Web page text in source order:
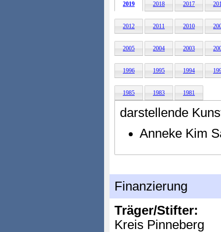
2019 2018 2017
2012 2011 2010
2005 2004 2003
1996 1995 1994
1985 1983 1981
darstellende
Anneke Kim
Finanzierung
Träger/Stifter:
Kreis Pinneberg